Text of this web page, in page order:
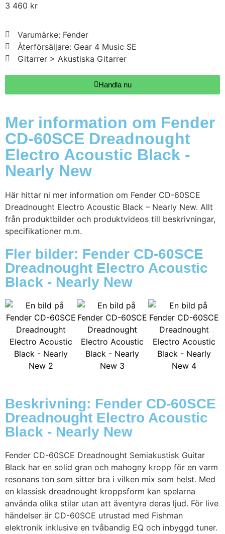
3 460 kr
Varumärke: Fender
Återförsäljare: Gear 4 Music SE
Gitarrer > Akustiska Gitarrer
Handla nu
Mer information om Fender
CD-60SCE Dreadnought
Electro Acoustic Black -
Nearly New
Här hittar ni mer information om Fender CD-60SCE
Dreadnought Electro Acoustic Black – Nearly New. Allt
från produktbilder och produktvideos till beskrivningar,
specifikationer m.m.
Fler bilder: Fender CD-60SCE
Dreadnought Electro Acoustic
Black - Nearly New
Beskrivning: Fender CD-60SCE
Dreadnought Electro Acoustic
Black - Nearly New
Fender CD-60SCE Dreadnought Semiakustisk Guitar
Black har en solid gran och mahogny kropp för en varm
resonans ton som sitter bra i vilken mix som helst. Med
en klassisk dreadnought kroppsform kan spelarna
använda olika stilar utan att äventyra deras ljud. För live
händelser är CD-60SCE utrustad med Fishman
elektronik inklusive en tvåbandig EQ och inbyggd tuner.